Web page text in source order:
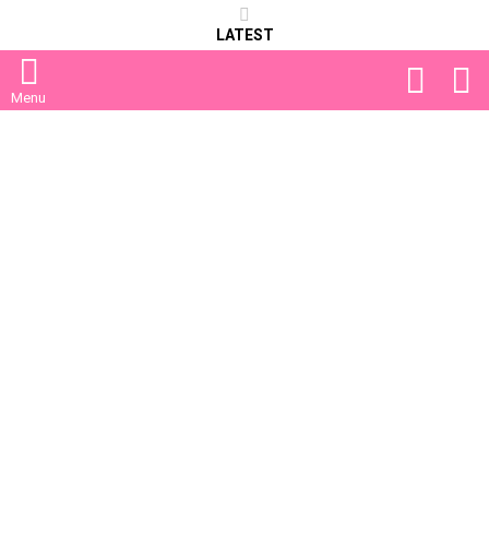
LATEST
Menu